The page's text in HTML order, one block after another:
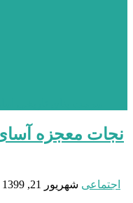
نجات معجزه
اجتماعی شهریور 21, 1399 - سپتامبر 11, 2020